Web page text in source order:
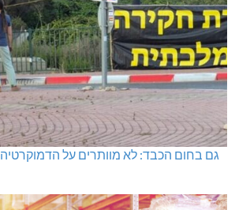
גם בחום הכבד: לא מוותרים על הדמוקרטיה